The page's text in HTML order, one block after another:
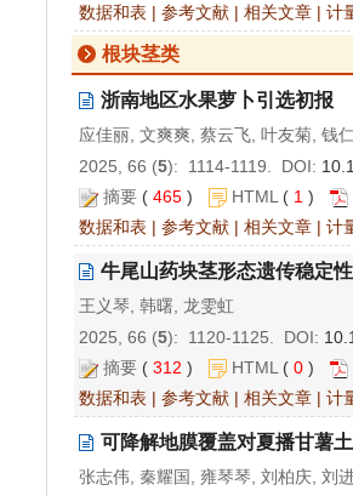
数据和表 | 参考文献 | 相关文章 | 计
根块茎类
浙南地区水果萝卜引选初报
应佳丽, 文爽爽, 蔡云飞, 叶友菊, 钱
2025, 66 (5): 1114-1119. DOI:
摘要 ( 465 ) HTML ( 1 )
数据和表 | 参考文献 | 相关文章 | 计
牛尾山药块茎形态遗传稳定
王义琴, 韩曙, 龙雯虹
2025, 66 (5): 1120-1125. DOI:
摘要 ( 312 ) HTML ( 0 )
数据和表 | 参考文献 | 相关文章 | 计
可降解地膜覆盖对夏播甘薯
张志伟, 秦耀国, 雍琴琴, 刘柏庆, 刘